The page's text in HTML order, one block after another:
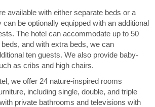
available with either separate beds or a
can be optionally equipped with an additional
The hotel can accommodate up to 50
and with extra beds, we can
ten guests. We also provide baby-
as cribs and high chairs.
we offer 24 nature-inspired rooms
including single, double, and triple
private bathrooms and televisions with